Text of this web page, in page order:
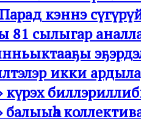
кэннэ
сылыгар
икки